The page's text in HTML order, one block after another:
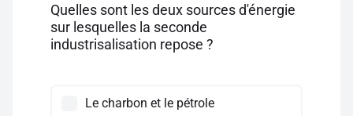
Quelles sont les deux sources d'énergie
sur lesquelles la seconde
industrisalisation repose ?
Le charbon et le pétrole